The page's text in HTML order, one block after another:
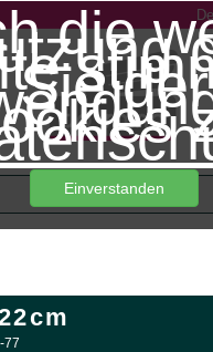
die
Sie der
Einverstanden
77